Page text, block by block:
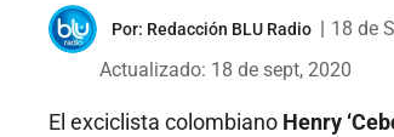
Por: Redacción BLU Radio
18 de
Actualizado: 18 de sept, 2020
El exciclista colombiano Henry